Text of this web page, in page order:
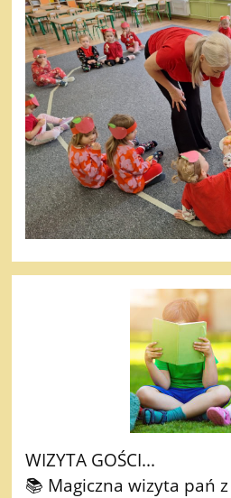
WIZYTA GOŚCI...
📚 Magiczna wizyta pań